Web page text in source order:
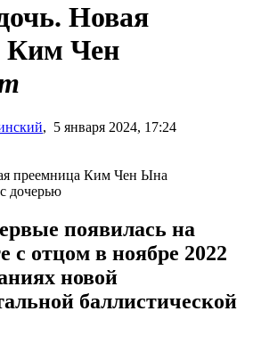
Новая
Ким Чен
, 5 января 2024, 17:24
дочерью
появилась на
с отцом в ноябре 2022
новой
баллистической